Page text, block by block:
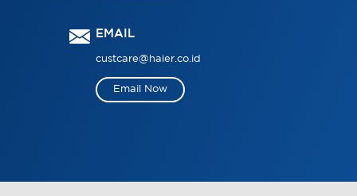
EMAIL
custcare@haier.co.id
Email Now